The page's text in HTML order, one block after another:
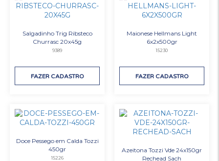
Salgadinho Trig Ribsteco
Churrasc 20x45g
9389
FAZER CADASTRO
Maionese Hellmans Light
6x2x500gr
15230
FAZER CADASTRO
Doce Pessego em Calda Tozzi
450gr
15226
Azeitona Tozzi Vde 24x150gr
Rechead Sach